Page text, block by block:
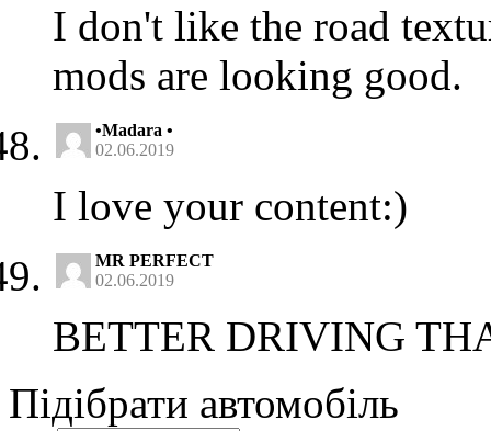
I don't like the road
mods are looking good.
•Madara •
02.06.2019
I love your content:)
MR PERFECT
02.06.2019
BETTER DRIVING
Підібрати автомобіль